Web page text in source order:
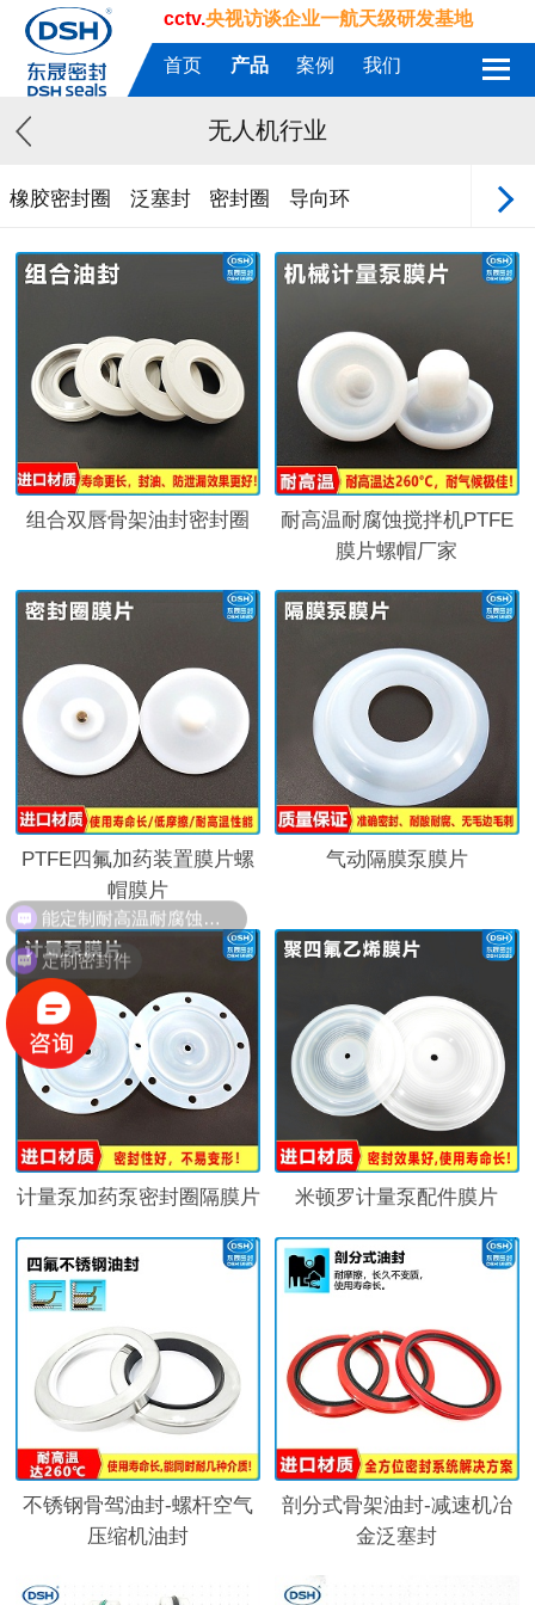
cctv.央视访谈企业一航天级研发基地
首页 产品 案例 我们
无人机行业
橡胶密封圈 泛塞封 密封圈 导向环
组合双唇骨架油封密封圈
耐高温耐腐蚀搅拌机PTFE
膜片螺帽厂家
PTFE四氟加药装置膜片螺
帽膜片
气动隔膜泵膜片
计量泵加药泵密封圈隔膜片 米顿罗计量泵配件膜片
不锈钢骨驾油封-螺杆空气
压缩机油封
剖分式骨架油封-减速机冶
金泛塞封
能定制耐高温耐腐蚀密封件吗？
定制密封件